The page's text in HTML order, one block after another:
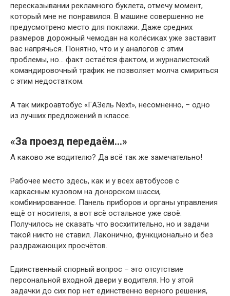
пересказывании рекламного буклета, отмечу момент,
который мне не понравился. В машине совершенно не
предусмотрено место для поклажи. Даже средних
размеров дорожный чемодан на колёсиках уже заставит
вас напрячься. Понятно, что и у аналогов с этим
проблемы, но… факт остаётся фактом, и журналистский
командировочный трафик не позволяет молча смириться
с этим недостатком.
А так микроавтобус «ГАЗель Next», несомненно, – одно
из лучших предложений в классе.
«За проезд передаём…»
А каково же водителю? Да всё так же замечательно!
Рабочее место здесь, как и у всех автобусов с
каркасным кузовом на донорском шасси,
комбинированное. Панель приборов и органы управления
ещё от носителя, а вот всё остальное уже своё.
Получилось не сказать что восхитительно, но и задачи
такой никто не ставил. Лаконично, функционально и без
раздражающих просчётов.
Единственный спорный вопрос – это отсутствие
персональной входной двери у водителя. Но у этой
задачки до сих пор нет единственно верного решения,